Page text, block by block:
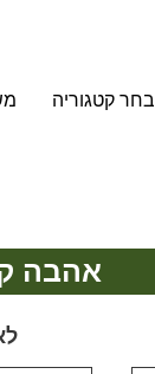
בחר קטגוריה
אהבה